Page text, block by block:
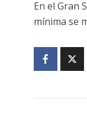
En el Gran
mínima se